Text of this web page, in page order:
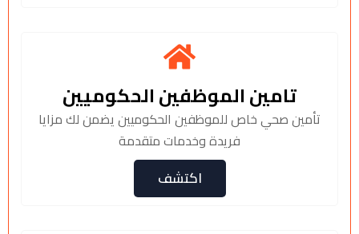
تامين الموظفين الحكوميين
تأمين صحي خاص للموظفين الحكوميين يضمن لك مزايا
فريدة وخدمات متقدمة
اكتشف